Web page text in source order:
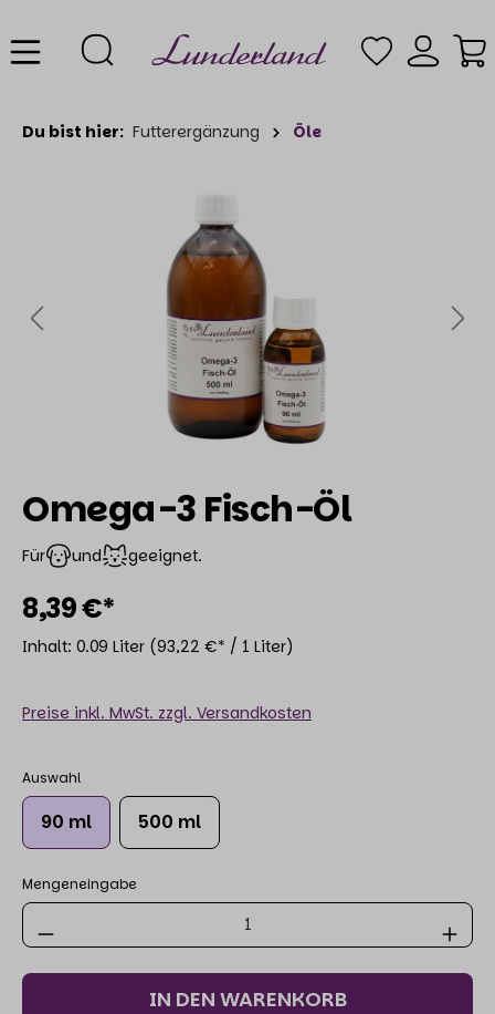
Du bist hier: Futterergänzung Öle
Omega-3 Fisch-Öl
Für und geeignet.
8,39 €*
Inhalt: 0.09 Liter (93,22 €* / 1 Liter)
Preise inkl. MwSt. zzgl. Versandkosten
Auswahl
90 ml 500 ml
Mengeneingabe
IN DEN WARENKORB